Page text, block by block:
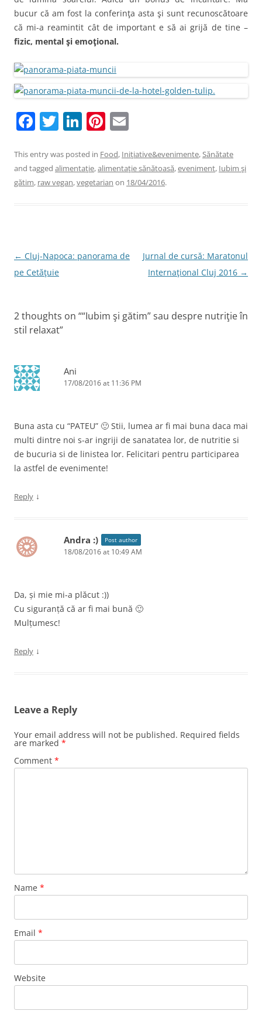
bucur că am fost la conferinţa asta şi sunt recunoscătoare
că mi-a reamintit cât de important e să ai grijă de tine –
fizic, mental şi emoţional.
F
c
e
k
T
itt
er
Li
k
e
Pi
er
e
ai
l
This entry was posted in Food, Iniţiative&evenimente,Sănătate
and tagged alimentaţie,alimentaţie sănătoasă,eveniment, Iubim şi
gătim, raw vegan,vegetarian on 18/04/2016.
Post
navigation
← Cluj-Napoca: panorama de
pe Cetăţuie
Jurnal de cursă: Maratonul
Internaţional Cluj 2016 →
2 thoughts on ““Iubim şi gătim” sau despre nutriţie în
stil relaxat”
Ani
17/08/2016 at 11:36 PM
Buna asta cu “PATEU” 🙂 Stii, lumea ar fi mai buna daca mai
multi dintre noi s-ar ingriji de sanatatea lor, de nutritie si
de bucuria si de linistea lor. Felicitari pentru participarea
la astfel de evenimente!
Reply ↓
Andra :) Post author
18/08/2016 at 10:49 AM
Da, și mie mi-a plăcut :))
Cu siguranță că ar fi mai bună 🙂
Mulțumesc!
Reply ↓
Leave a Reply
Your email address will not be published. Required fields
are marked *
Comment *
Name *
Email *
Website